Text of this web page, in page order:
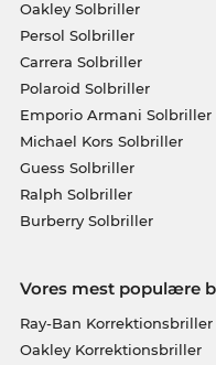
Oakley Solbriller
Persol Solbriller
Carrera Solbriller
Polaroid Solbriller
Emporio Armani Solbriller
Michael Kors Solbriller
Guess Solbriller
Ralph Solbriller
Burberry Solbriller
Vores mest populære
Ray-Ban Korrektionsbriller
Oakley Korrektionsbriller